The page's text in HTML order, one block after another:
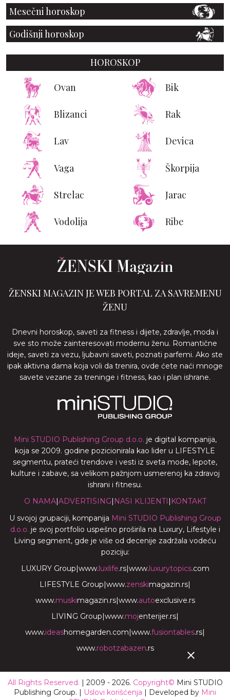
Mesečni horoskop
Godišnji horoskop
HOROSKOP
Ovan Bik
Blizanci Rak
Lav Devica
Vaga Škorpija
Strelac Jarac
Vodolija Ribe
ŽENSKI MAGAZIN JE WEB PORTAL ZA SAVREMENU
ŽENU
Dnevni horoskop, saveti za fitness i dijete, zdravlje, moda i
sve sto može zainteresovati modernu ženu. Romantične
ideje, saveti za vezu, ljubavni saveti, poznati parfemi. Ako ste
ipak aktivna dama koja voli da trenira, ovde ćete naći mnoge
savete vezane za treninge i fitness, kao i plan ishrane.
Mini STUDIO Publishing Group d.o.o. je digital kompanija,
koja se 2009. godine pozicionirala kao lider u LIFESTYLE
segmentu, prateći trendove i vesti iz sveta mode, lepote,
kulture i zabave, sa velikom pažnjom usmerenoj ka zdravoj
ishrani i fitnesu.
O NAMA| ADVERTISING NASI KLIJENTI
KONTAKT
U svojoj grupaciji, kompanija Mini STUDIO Publishing Group
d.o.o. je svoj portfolio uspešno proširila na Luxury, Lifestyle i
Living segment, gde je više od decenije zadržala vodeću
poziciju:
LUXURY Group www. luxlife.rs| www. luxurytopics.com
LIFESTYLE Group www.zenskimagazin.rs
www.muskimagazin.rs| www.autoexclusive.rs
LIVING Group www.mojenterijer.rs
www.ideashomegarden.com www.fusiontables.rs
www.robotzabazen.rs
All Rights Reserved. | 2009 - 2026. Copyright© Mini STUDIO
Publishing Group. |
Uslovi korišćenja | Developed by Mini